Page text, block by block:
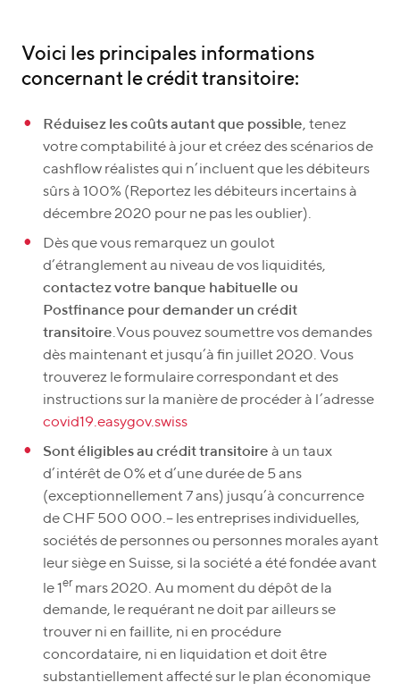
Voici les principales informations
concernant le crédit transitoire:
Réduisez les coûts autant que possible, tenez
votre comptabilité à jour et créez des scénarios de
cashflow réalistes qui n’incluent que les débiteurs
sûrs à 100% (Reportez les débiteurs incertains à
décembre 2020 pour ne pas les oublier).
Dès que vous remarquez un goulot
d’étranglement au niveau de vos liquidités,
contactez votre banque habituelle ou
Postfinance pour demander un crédit
transitoire.Vous pouvez soumettre vos demandes
dès maintenant et jusqu’à fin juillet 2020. Vous
trouverez le formulaire correspondant et des
instructions sur la manière de procéder à l’adresse
covid19.easygov.swiss
Sont éligibles au crédit transitoire à un taux
d’intérêt de 0% et d’une durée de 5 ans
(exceptionnellement 7 ans) jusqu’à concurrence
de CHF 500 000.– les entreprises individuelles,
sociétés de personnes ou personnes morales ayant
leur siège en Suisse, si la société a été fondée avant
le 1er mars 2020. Au moment du dépôt de la
demande, le requérant ne doit par ailleurs se
trouver ni en faillite, ni en procédure
concordataire, ni en liquidation et doit être
substantiellement affecté sur le plan économique